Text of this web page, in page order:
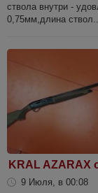
ствола внутри -
0,75мм,длина ствол...
KRAL AZARAX
9 Июля, в 00:08